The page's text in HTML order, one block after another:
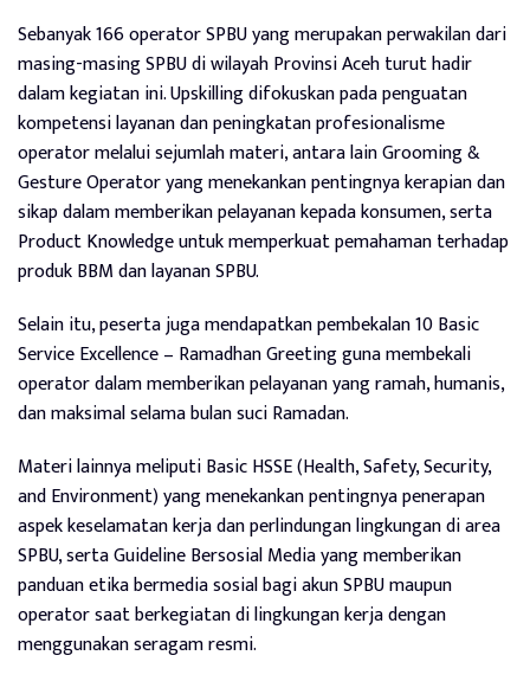
Sebanyak 166 operator SPBU yang merupakan perwakilan dari
masing-masing SPBU di wilayah Provinsi Aceh turut hadir
dalam kegiatan ini. Upskilling difokuskan pada penguatan
kompetensi layanan dan peningkatan profesionalisme
operator melalui sejumlah materi, antara lain Grooming &
Gesture Operator yang menekankan pentingnya kerapian dan
sikap dalam memberikan pelayanan kepada konsumen, serta
Product Knowledge untuk memperkuat pemahaman terhadap
produk BBM dan layanan SPBU.
Selain itu, peserta juga mendapatkan pembekalan 10 Basic
Service Excellence – Ramadhan Greeting guna membekali
operator dalam memberikan pelayanan yang ramah, humanis,
dan maksimal selama bulan suci Ramadan.
Materi lainnya meliputi Basic HSSE (Health, Safety, Security,
and Environment) yang menekankan pentingnya penerapan
aspek keselamatan kerja dan perlindungan lingkungan di area
SPBU, serta Guideline Bersosial Media yang memberikan
panduan etika bermedia sosial bagi akun SPBU maupun
operator saat berkegiatan di lingkungan kerja dengan
menggunakan seragam resmi.